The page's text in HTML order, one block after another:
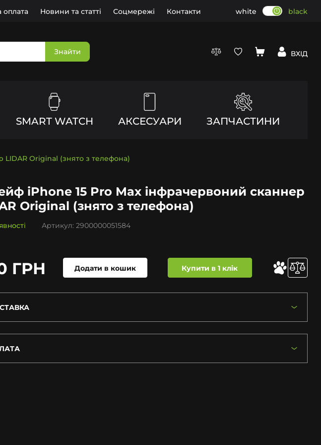
оплата Новини та статті Соцмережі Контакти white black
Знайти ВХІД
SMART WATCH АКСЕСУАРИ ЗАПЧАСТИНИ
Original (знято з телефона)
iPhone 15 Pro Max інфрачервоний сканнер
Original (знято з телефона)
Артикул: 2900000051584
ГРН Додати в кошик Купити в 1 клік